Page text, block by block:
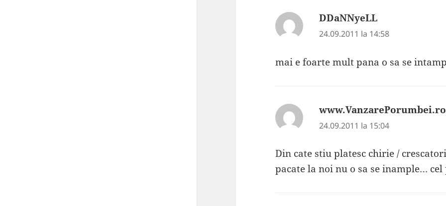
DDaNNyeLL
24.09.2011 la 14:58
mai e foarte mult pana o sa se
www.VanzarePorumbei.ro
24.09.2011 la 15:04
Din cate stiu platesc chirie /
pacate la noi nu o sa se inample…